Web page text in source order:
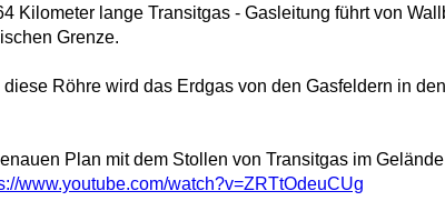
Kilometer lange Transitgas - Gasleitung führt von
Grenze.
diese Röhre wird das Erdgas von den Gasfeldern in
Plan mit dem Stollen von Transitgas im
www.youtube.com/watch?v=ZRTtOdeuCUg